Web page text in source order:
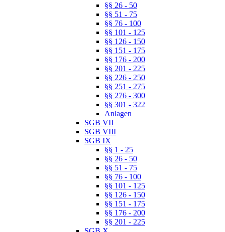
§§ 26 - 50
§§ 51 - 75
§§ 76 - 100
§§ 101 - 125
§§ 126 - 150
§§ 151 - 175
§§ 176 - 200
§§ 201 - 225
§§ 226 - 250
§§ 251 - 275
§§ 276 - 300
§§ 301 - 322
Anlagen
SGB VII
SGB VIII
SGB IX
§§ 1 - 25
§§ 26 - 50
§§ 51 - 75
§§ 76 - 100
§§ 101 - 125
§§ 126 - 150
§§ 151 - 175
§§ 176 - 200
§§ 201 - 225